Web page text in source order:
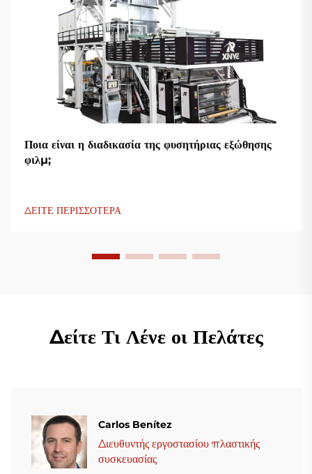
Ποια είναι η διαδικασία της φυσητήριας εξώθησης
φιλμ;
ΔΕΙΤΕ ΠΕΡΙΣΣΟΤΕΡΑ
Δείτε Τι Λένε οι Πελάτες
Carlos Benítez
Διευθυντής εργοστασίου πλαστικής
συσκευασίας